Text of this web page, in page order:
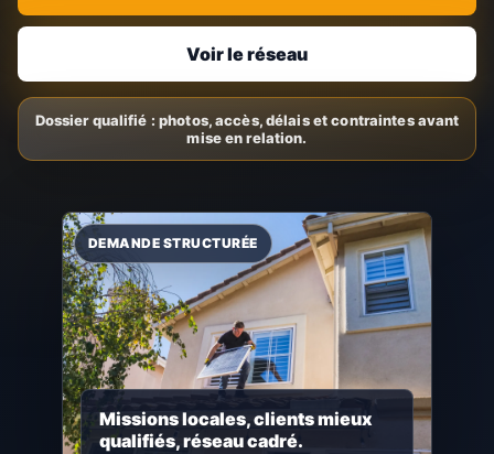
Voir le réseau
Missions locales, clients mieux
qualifiés, réseau cadré.